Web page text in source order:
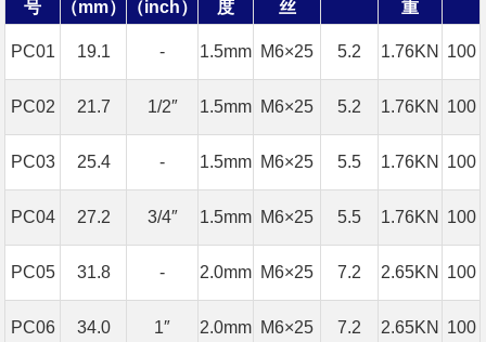
号
（mm）
（inch）
度
丝
重
PC01 19.1 - 1.5mm M6×25 5.2 1.76KN 100
PC02 21.7 1/2″ 1.5mm M6×25 5.2 1.76KN 100
PC03 25.4 - 1.5mm M6×25 5.5 1.76KN 100
PC04 27.2 3/4″ 1.5mm M6×25 5.5 1.76KN 100
PC05 31.8 - 2.0mm M6×25 7.2 2.65KN 100
PC06 34.0 1″ 2.0mm M6×25 7.2 2.65KN 100